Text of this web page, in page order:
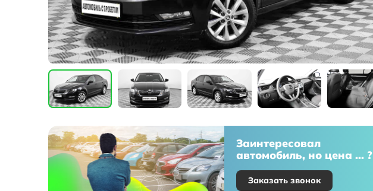
Заинтересовал
автомобиль, но цена ... ?
Заказать звонок